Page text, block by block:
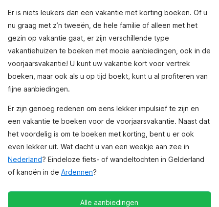
Er is niets leukers dan een vakantie met korting boeken. Of u
nu graag met z’n tweeën, de hele familie of alleen met het
gezin op vakantie gaat, er zijn verschillende type
vakantiehuizen te boeken met mooie aanbiedingen, ook in de
voorjaarsvakantie! U kunt uw vakantie kort voor vertrek
boeken, maar ook als u op tijd boekt, kunt u al profiteren van
fijne aanbiedingen.
Er zijn genoeg redenen om eens lekker impulsief te zijn en
een vakantie te boeken voor de voorjaarsvakantie. Naast dat
het voordelig is om te boeken met korting, bent u er ook
even lekker uit. Wat dacht u van een weekje aan zee in
Nederland? Eindeloze fiets- of wandeltochten in Gelderland
of kanoën in de Ardennen?
Alle aanbiedingen